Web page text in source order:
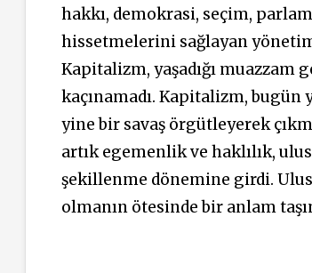
hakkı, demokrasi, seçim,
hissetmelerini sağlayan
Kapitalizm, yaşadığı muazzam
kaçınamadı. Kapitalizm, bugün
yine bir savaş örgütleyerek
artık egemenlik ve haklılık,
şekillenme dönemine girdi.
olmanın ötesinde bir anlam